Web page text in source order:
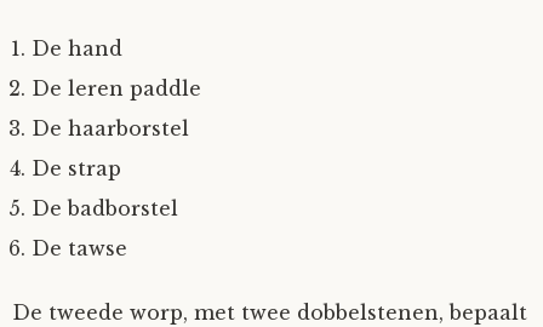
De hand
De leren paddle
De haarborstel
De strap
De badborstel
De tawse
De tweede worp, met twee dobbelstenen, bepaalt